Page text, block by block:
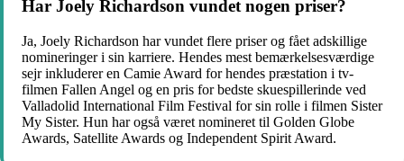
Har Joely Richardson vundet nogen priser?
Ja, Joely Richardson har vundet flere priser og fået adskillige
nomineringer i sin karriere. Hendes mest bemærkelsesværdige
sejr inkluderer en Camie Award for hendes præstation i tv-
filmen Fallen Angel og en pris for bedste skuespillerinde ved
Valladolid International Film Festival for sin rolle i filmen Sister
My Sister. Hun har også været nomineret til Golden Globe
Awards, Satellite Awards og Independent Spirit Award.